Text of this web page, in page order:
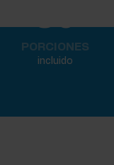
80
PORCIONES
incluido